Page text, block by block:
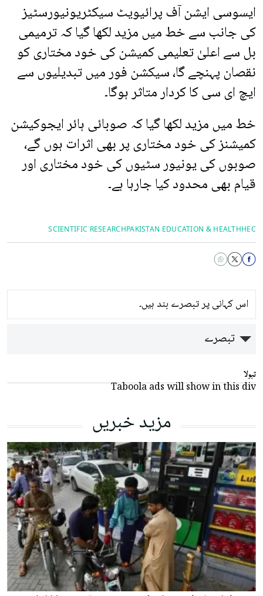
ایسوسی ایشن آف پرائیویٹ سیکٹریونیورسٹیز
کی جانب سے خط میں مزید لکھا گیا کہ ترمیمی
بل سے اعلیٰ تعلیمی کمیشن کی خود مختاری کو
نقصان پہنچے گا، سیکشن فور میں تبدیلیوں سے
ایچ ای سی کا کردار متاثر ہوگا۔
خط میں مزید لکھا گیا کہ صوبائی ہائر ایجوکیشن
کمیشنز کی خود مختاری پر بھی اثرات ہوں گے،
صوبوں کی یونیور سٹیوں کی خود مختاری اور
قیام بھی محدود کیا جارہا ہے۔
HEC
PAKISTAN EDUCATION & HEALTH
SCIENTIFIC RESEARCH
اس کہانی پر تبصرے بند ہیں۔
تبصرے
تبولا
Taboola ads will show in this div
مزید خبریں